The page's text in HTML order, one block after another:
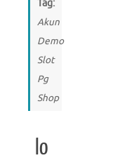
Tag:
Akun
Demo
Slot
Pg
Shop
Io